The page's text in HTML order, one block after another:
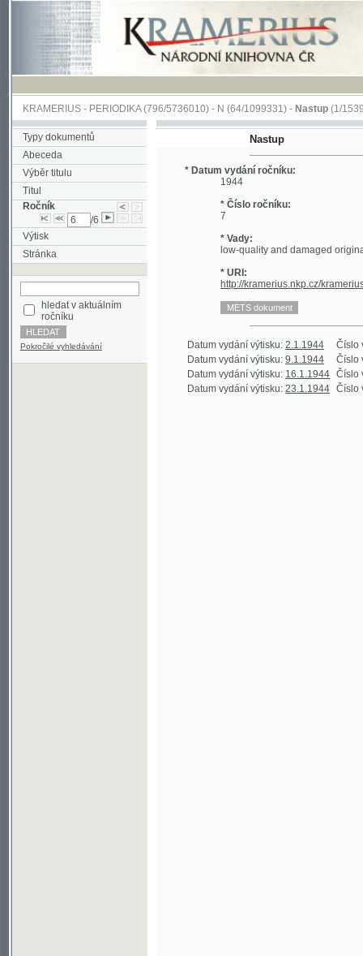
KRAMERIUS-PERIODIKA(796/5736010) -N(64/1099331) -Nastup(1/1539)
Typy dokumentů
Abeceda
Výběr titulu
Titul
Ročník
/6
Výtisk
Stránka
hledat v aktuálním
Pokročilé vyhledávání
Nastup
* Datum vydání ročníku:
1944
* Číslo ročníku:
* Vady:
* URI:
http://kramerius.nkp.cz/kramerius/
Datum vydání výtisku:2.1.1944
Datum vydání výtisku:9.1.1944 Číslo výtisku:
Datum vydání výtisku:16.1.1944 Číslo výtisku:
Datum vydání výtisku:23.1.1944 Číslo výtisku: